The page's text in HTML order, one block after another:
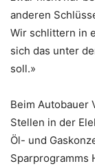
anderen
Wir schlittern in
sich das unter
soll.»
Beim Autobauer
Stellen in der
Öl- und
Sparprogramms